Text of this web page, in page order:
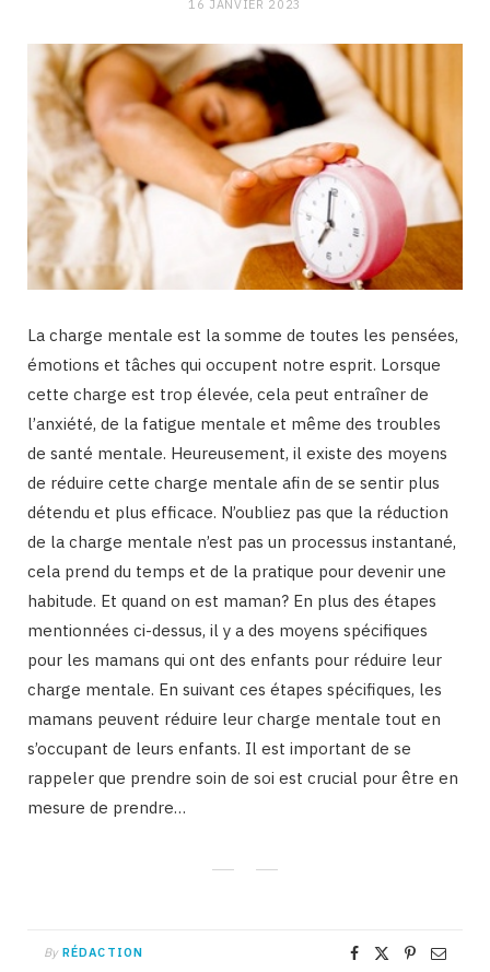
16 JANVIER 2023
La charge mentale est la somme de toutes les pensées,
émotions et tâches qui occupent notre esprit. Lorsque
cette charge est trop élevée, cela peut entraîner de
l’anxiété, de la fatigue mentale et même des troubles
de santé mentale. Heureusement, il existe des moyens
de réduire cette charge mentale afin de se sentir plus
détendu et plus efficace. N’oubliez pas que la réduction
de la charge mentale n’est pas un processus instantané,
cela prend du temps et de la pratique pour devenir une
habitude. Et quand on est maman? En plus des étapes
mentionnées ci-dessus, il y a des moyens spécifiques
pour les mamans qui ont des enfants pour réduire leur
charge mentale. En suivant ces étapes spécifiques, les
mamans peuvent réduire leur charge mentale tout en
s’occupant de leurs enfants. Il est important de se
rappeler que prendre soin de soi est crucial pour être en
mesure de prendre…
By RÉDACTION